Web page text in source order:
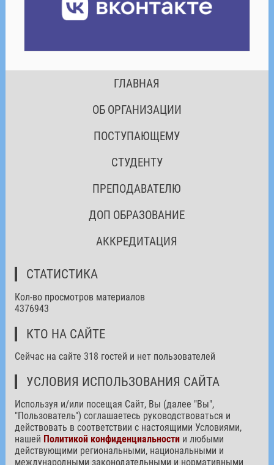
ГЛАВНАЯ
ОБ ОРГАНИЗАЦИИ
ПОСТУПАЮЩЕМУ
СТУДЕНТУ
ПРЕПОДАВАТЕЛЮ
ДОП ОБРАЗОВАНИЕ
АККРЕДИТАЦИЯ
СТАТИСТИКА
Кол-во просмотров материалов
4376943
КТО НА САЙТЕ
Сейчас на сайте 318 гостей и нет пользователей
УСЛОВИЯ ИСПОЛЬЗОВАНИЯ САЙТА
Используя и/или посещая Сайт, Вы (далее "Вы",
"Пользователь") соглашаетесь руководствоваться и
действовать в соответствии с настоящими Условиями,
нашей Политикой конфиденциальностии любыми
действующими региональными, национальными и
международными законодательными и нормативными